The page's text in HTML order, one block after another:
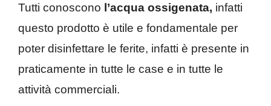
Tutti conoscono l’acqua ossigenata, infatti
questo prodotto è utile e fondamentale per
poter disinfettare le ferite, infatti è presente in
praticamente in tutte le case e in tutte le
attività commerciali.